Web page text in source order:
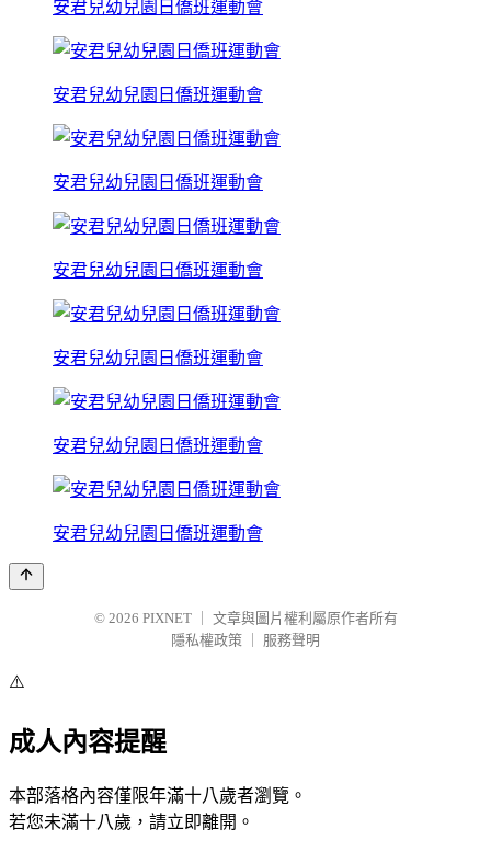
安君兒幼兒園日僑班運動會
安君兒幼兒園日僑班運動會
安君兒幼兒園日僑班運動會
安君兒幼兒園日僑班運動會
安君兒幼兒園日僑班運動會
安君兒幼兒園日僑班運動會
安君兒幼兒園日僑班運動會
© 2026 PIXNET
文章與圖片權利屬原作者所有
隱私權政策
服務聲明
⚠️
成人內容提醒
本部落格內容僅限年滿十八歲者瀏覽。
若您未滿十八歲，請立即離開。